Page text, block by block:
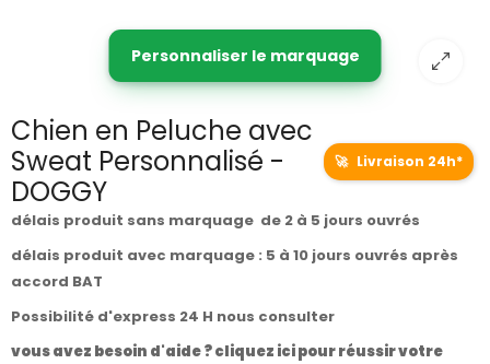
Personnaliser le marquage
Chien en Peluche avec
Sweat Personnalisé -
DOGGY
🚀 Livraison 24h*
délais produit sans marquage de 2 à 5 jours ouvrés
délais produit avec marquage : 5 à 10 jours ouvrés après
accord BAT
Possibilité d'express 24 H nous consulter
vous avez besoin d'aide ? cliquez ici pour réussir votre